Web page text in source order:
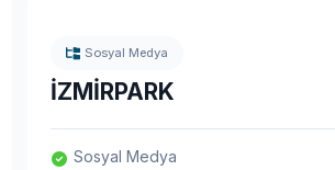
Sosyal Medya
İZMİRPARK
Sosyal Medya